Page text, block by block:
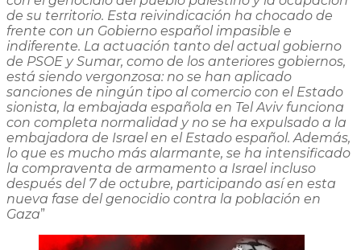
de su territorio. Esta reivindicación ha chocado de
frente con un Gobierno español impasible e
indiferente. La actuación tanto del actual gobierno
de PSOE y Sumar, como de los anteriores gobiernos,
está siendo vergonzosa: no se han aplicado
sanciones de ningún tipo al comercio con el Estado
sionista, la embajada española en Tel Aviv funciona
con completa normalidad y no se ha expulsado a la
embajadora de Israel en el Estado español. Además,
lo que es mucho más alarmante, se ha intensificado
la compraventa de armamento a Israel incluso
después del 7 de octubre, participando así en esta
nueva fase del genocidio contra la población en
Gaza”